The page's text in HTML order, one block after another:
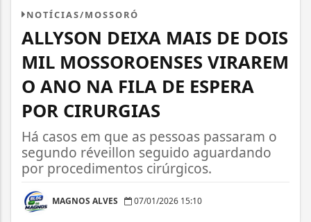
NOTÍCIAS/MOSSORÓ
ALLYSON DEIXA MAIS DE DOIS
MIL MOSSOROENSES VIRAREM
O ANO NA FILA DE ESPERA
POR CIRURGIAS
Há casos em que as pessoas passaram o
segundo réveillon seguido aguardando
por procedimentos cirúrgicos.
MAGNOS ALVES 07/01/2026 15:10